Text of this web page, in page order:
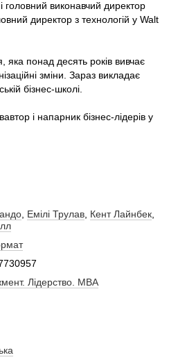
виконавчий директор
директор з технологій у Walt
яка понад десять років вивчає
зміни. Зараз викладає
бізнес-школі.
і напарник бізнес-лідерів у
Емілі Трулав Кент Лайнбек
Лідерство. MBA